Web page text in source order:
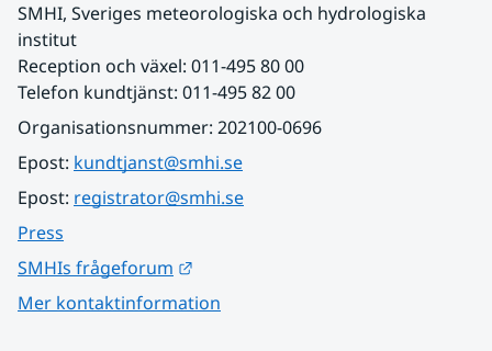
SMHI, Sveriges meteorologiska och hydrologiska
institut
Reception och växel: 011-495 80 00
Telefon kundtjänst: 011-495 82 00
Organisationsnummer: 202100-0696
Epost: kundtjanst@smhi.se
Epost: registrator@smhi.se
Press
SMHIs frågeforum
Mer kontaktinformation